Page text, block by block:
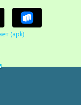
(apk)